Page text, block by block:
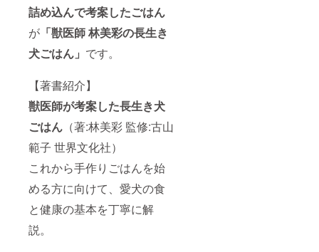
詰め込んで考案したごはん
が 「獣医師 林美彩の長生き
犬ごはん」 です。
【著書紹介】
獣医師が考案した長生き犬
ごはん （著:林美彩 監修:古山
範子 世界文化社）
これから手作りごはんを始
める方に向けて、愛犬の食
と健康の基本を丁寧に解
説。